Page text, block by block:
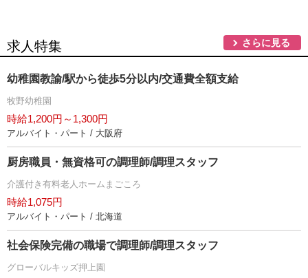
求人特集 さらに見る
幼稚園教諭/駅から徒歩5分以内/交通費全額支給
牧野幼稚園
時給1,200円～1,300円
アルバイト・パート / 大阪府
厨房職員・無資格可の調理師/調理スタッフ
介護付き有料老人ホームまごころ
時給1,075円
アルバイト・パート / 北海道
社会保険完備の職場で調理師/調理スタッフ
グローバルキッズ押上園